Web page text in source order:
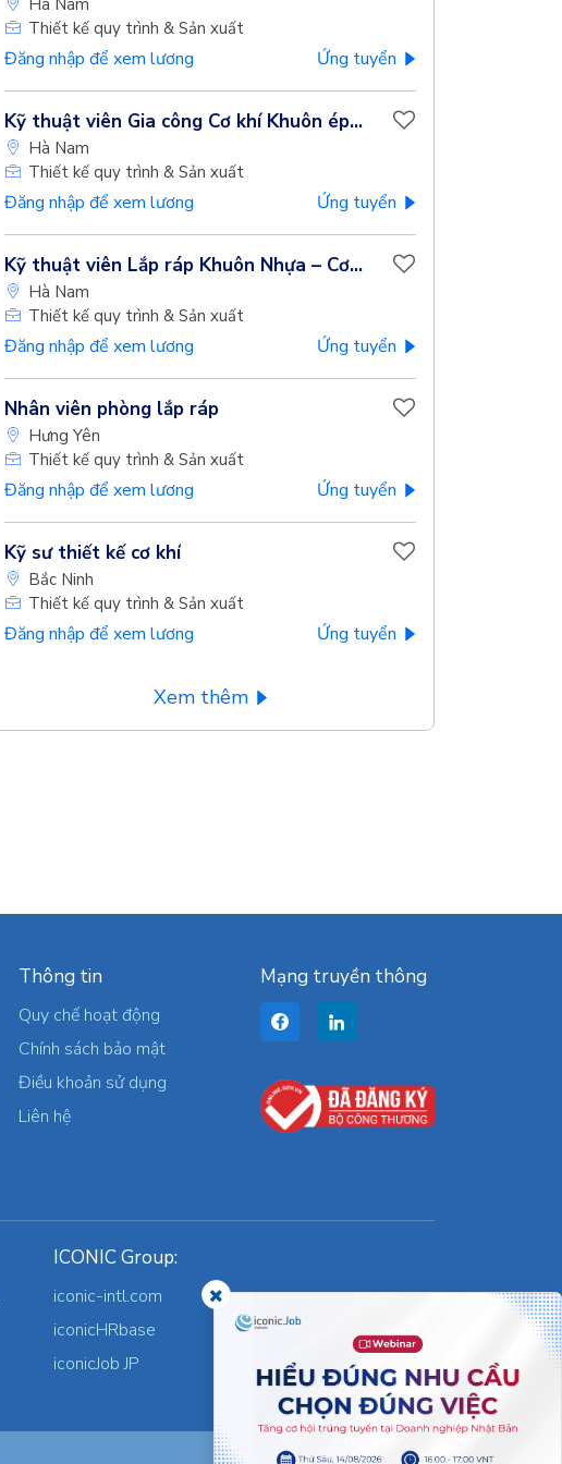
Hà Nam
Thiết kế quy trình & Sản xuất
Đăng nhập để xem lương Ứng tuyển
Kỹ thuật viên Gia công Cơ khí Khuôn ép...
Hà Nam
Thiết kế quy trình & Sản xuất
Đăng nhập để xem lương Ứng tuyển
Kỹ thuật viên Lắp ráp Khuôn Nhựa – Cơ...
Hà Nam
Thiết kế quy trình & Sản xuất
Đăng nhập để xem lương Ứng tuyển
Nhân viên phòng lắp ráp
Hưng Yên
Thiết kế quy trình & Sản xuất
Đăng nhập để xem lương Ứng tuyển
Kỹ sư thiết kế cơ khí
Bắc Ninh
Thiết kế quy trình & Sản xuất
Đăng nhập để xem lương Ứng tuyển
Xem thêm
Thông tin
Quy chế hoạt động
Chính sách bảo mật
Điều khoản sử dụng
Liên hệ
Mạng truyền thông
ICONIC Group:
iconic-intl.com
iconicHRbase
iconicJob JP